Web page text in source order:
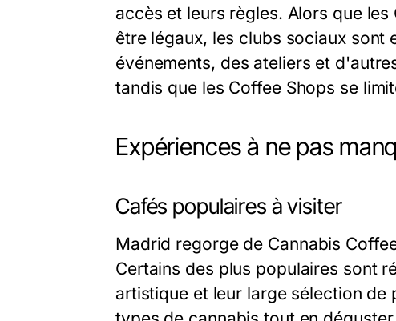
accès et leurs règles. Alors que
être légaux, les clubs sociaux sont
événements, des ateliers et
tandis que les Coffee Shops se
Expériences à ne pas
Cafés populaires à visiter
Madrid regorge de Cannabis
Certains des plus populaires sont
artistique et leur large sélection